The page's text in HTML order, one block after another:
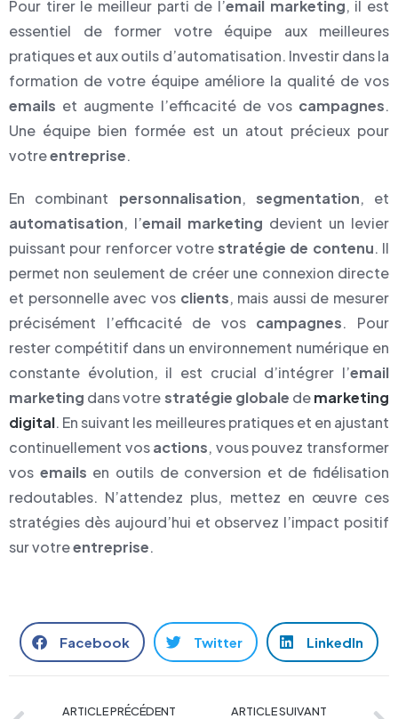
Pour tirer le meilleur parti de l’email marketing, il est
essentiel de former votre équipe aux meilleures
pratiques et aux outils d’automatisation. Investir dans la
formation de votre équipe améliore la qualité de vos
emails et augmente l’efficacité de vos campagnes.
Une équipe bien formée est un atout précieux pour
votreentreprise.
En combinant personnalisation, segmentation, et
automatisation, l’email marketing devient un levier
puissant pour renforcer votrestratégie de contenu. Il
permet non seulement de créer une connexion directe
et personnelle avec vos clients, mais aussi de mesurer
précisément l’efficacité de vos campagnes. Pour
rester compétitif dans un environnement numérique en
constante évolution, il est crucial d’intégrer l’email
marketing dans votrestratégie globale demarketing
digital. En suivant les meilleures pratiques et en ajustant
continuellement vosactions, vous pouvez transformer
vos emails en outils de conversion et de fidélisation
redoutables. N’attendez plus, mettez en œuvre ces
stratégies dès aujourd’hui et observez l’impact positif
sur votreentreprise.
Facebook Twitter LinkedIn
ARTICLE PRÉCÉDENT ARTICLE SUIVANT